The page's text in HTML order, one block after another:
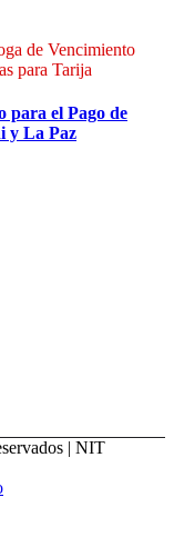
de Vencimiento
para Tarija
para el Pago de
y La Paz
| NIT